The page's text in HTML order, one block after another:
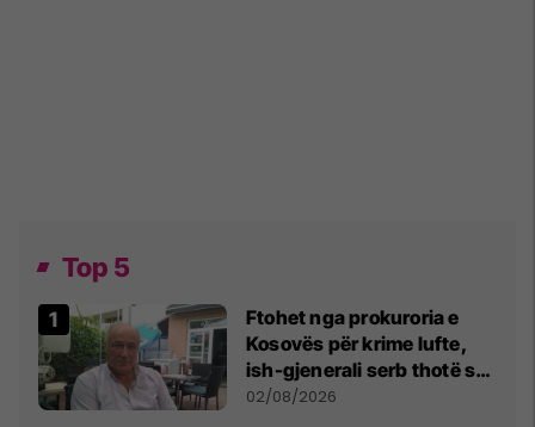
Top 5
Ftohet nga prokuroria e
Kosovës për krime lufte,
ish-gjenerali serb thotë se
dikush e tradhtoi në
02/08/2026